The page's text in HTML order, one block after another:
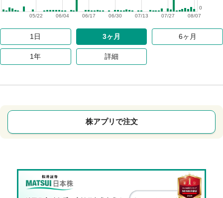
08/07
07/27
07/13
06/30
06/17
06/04
05/22
0
1日 3ヶ月 6ヶ月
1年 詳細
株アプリで注文